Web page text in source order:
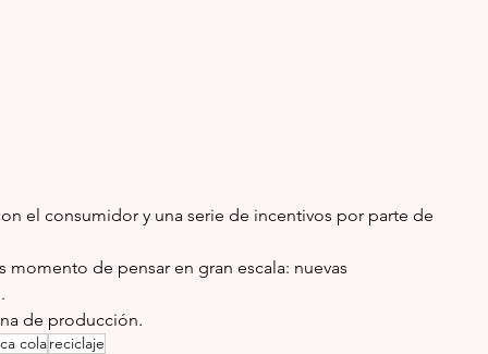
el consumidor y una serie de incentivos por parte de
de pensar en gran escala: nuevas
de producción.
colareciclaje